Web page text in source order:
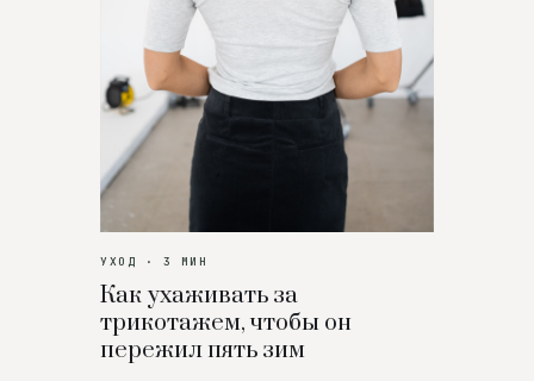
УХОД · 3 МИН
Как ухаживать за
трикотажем, чтобы он
пережил пять зим